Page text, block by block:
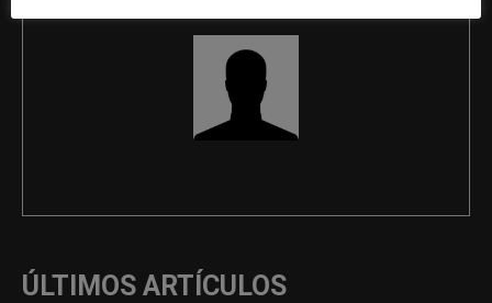
ÚLTIMOS ARTÍCULOS